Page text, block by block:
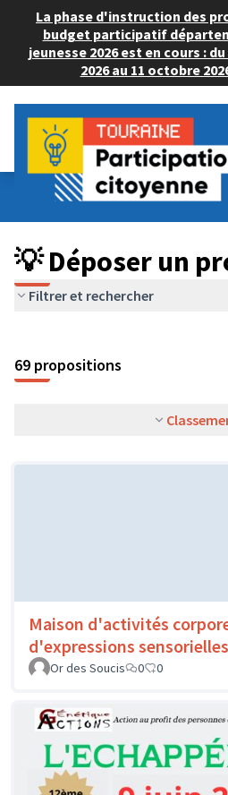
La phase d'instruction des
budget participatif
jeunesse 2026 est en cours :
2026 au 11 octobre
Budget Participatif ADULTE 2024
💡 Déposer un projet
💡 Déposer un
Filtrer et rechercher
69 propositions
Maison d'activités
d'expressions sensorielles
Or des Soucis
0 0